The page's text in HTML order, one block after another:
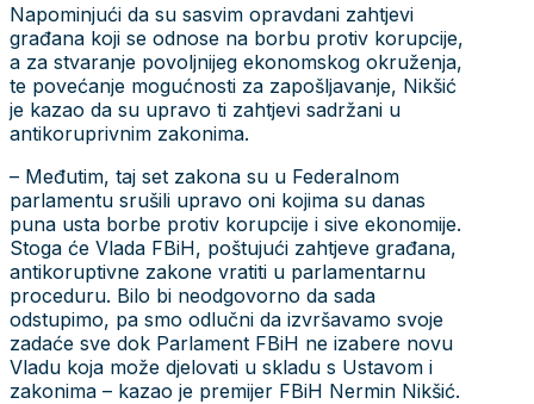
Napominjući da su sasvim opravdani zahtjevi
građana koji se odnose na borbu protiv korupcije,
a za stvaranje povoljnijeg ekonomskog okruženja,
te povećanje mogućnosti za zapošljavanje, Nikšić
je kazao da su upravo ti zahtjevi sadržani u
antikoruprivnim zakonima.
– Međutim, taj set zakona su u Federalnom
parlamentu srušili upravo oni kojima su danas
puna usta borbe protiv korupcije i sive ekonomije.
Stoga će Vlada FBiH, poštujući zahtjeve građana,
antikoruptivne zakone vratiti u parlamentarnu
proceduru. Bilo bi neodgovorno da sada
odstupimo, pa smo odlučni da izvršavamo svoje
zadaće sve dok Parlament FBiH ne izabere novu
Vladu koja može djelovati u skladu s Ustavom i
zakonima – kazao je premijer FBiH Nermin Nikšić.